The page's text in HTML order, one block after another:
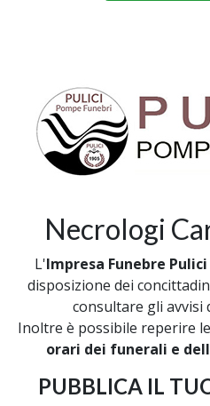
Necrologi
L'Impresa Funebre Pulici
disposizione dei
consultare gli avvisi
Inoltre è possibile reperire
orari dei funerali e
PUBBLICA IL